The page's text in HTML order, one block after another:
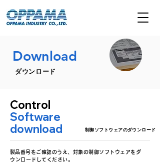
Download
​ダウンロード
Control
Software
download
​制御ソフトウェアのダウンロード​
​製品番号をご確認のうえ、対象の制御ソフトウェアをダ
ウンロードしてください。